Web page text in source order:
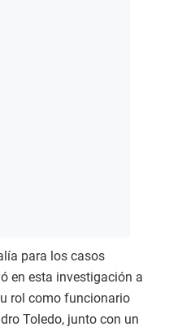
para los casos
en esta investigación a
rol como funcionario
Toledo, junto con un